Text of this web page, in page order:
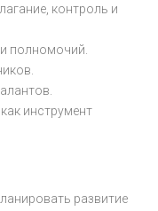
контроль и
полномочий.
инструмент
развитие